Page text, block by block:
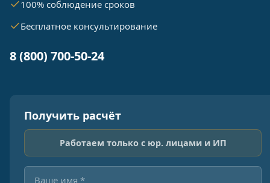
100% соблюдение сроков
Бесплатное консультирование
8 (800) 700-50-24
Получить расчёт
Работаем только с юр. лицами и ИП